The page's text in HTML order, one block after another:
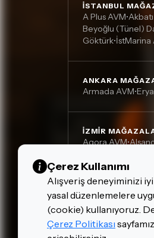
İSTANBUL
A Plus AVM•
Beyoğlu (Tünel)
Göktürk•İstMarina
ANKARA
Armada AVM•
İZMIR
Agora AVM•
DIĞER
Adana, Çukurova
Gizlilik Politikası
Çerez Kullanımı
Alışveriş deneyiminizi
yasal düzenlemelere
(cookie) kullanıyoruz.
Çerez Politikası